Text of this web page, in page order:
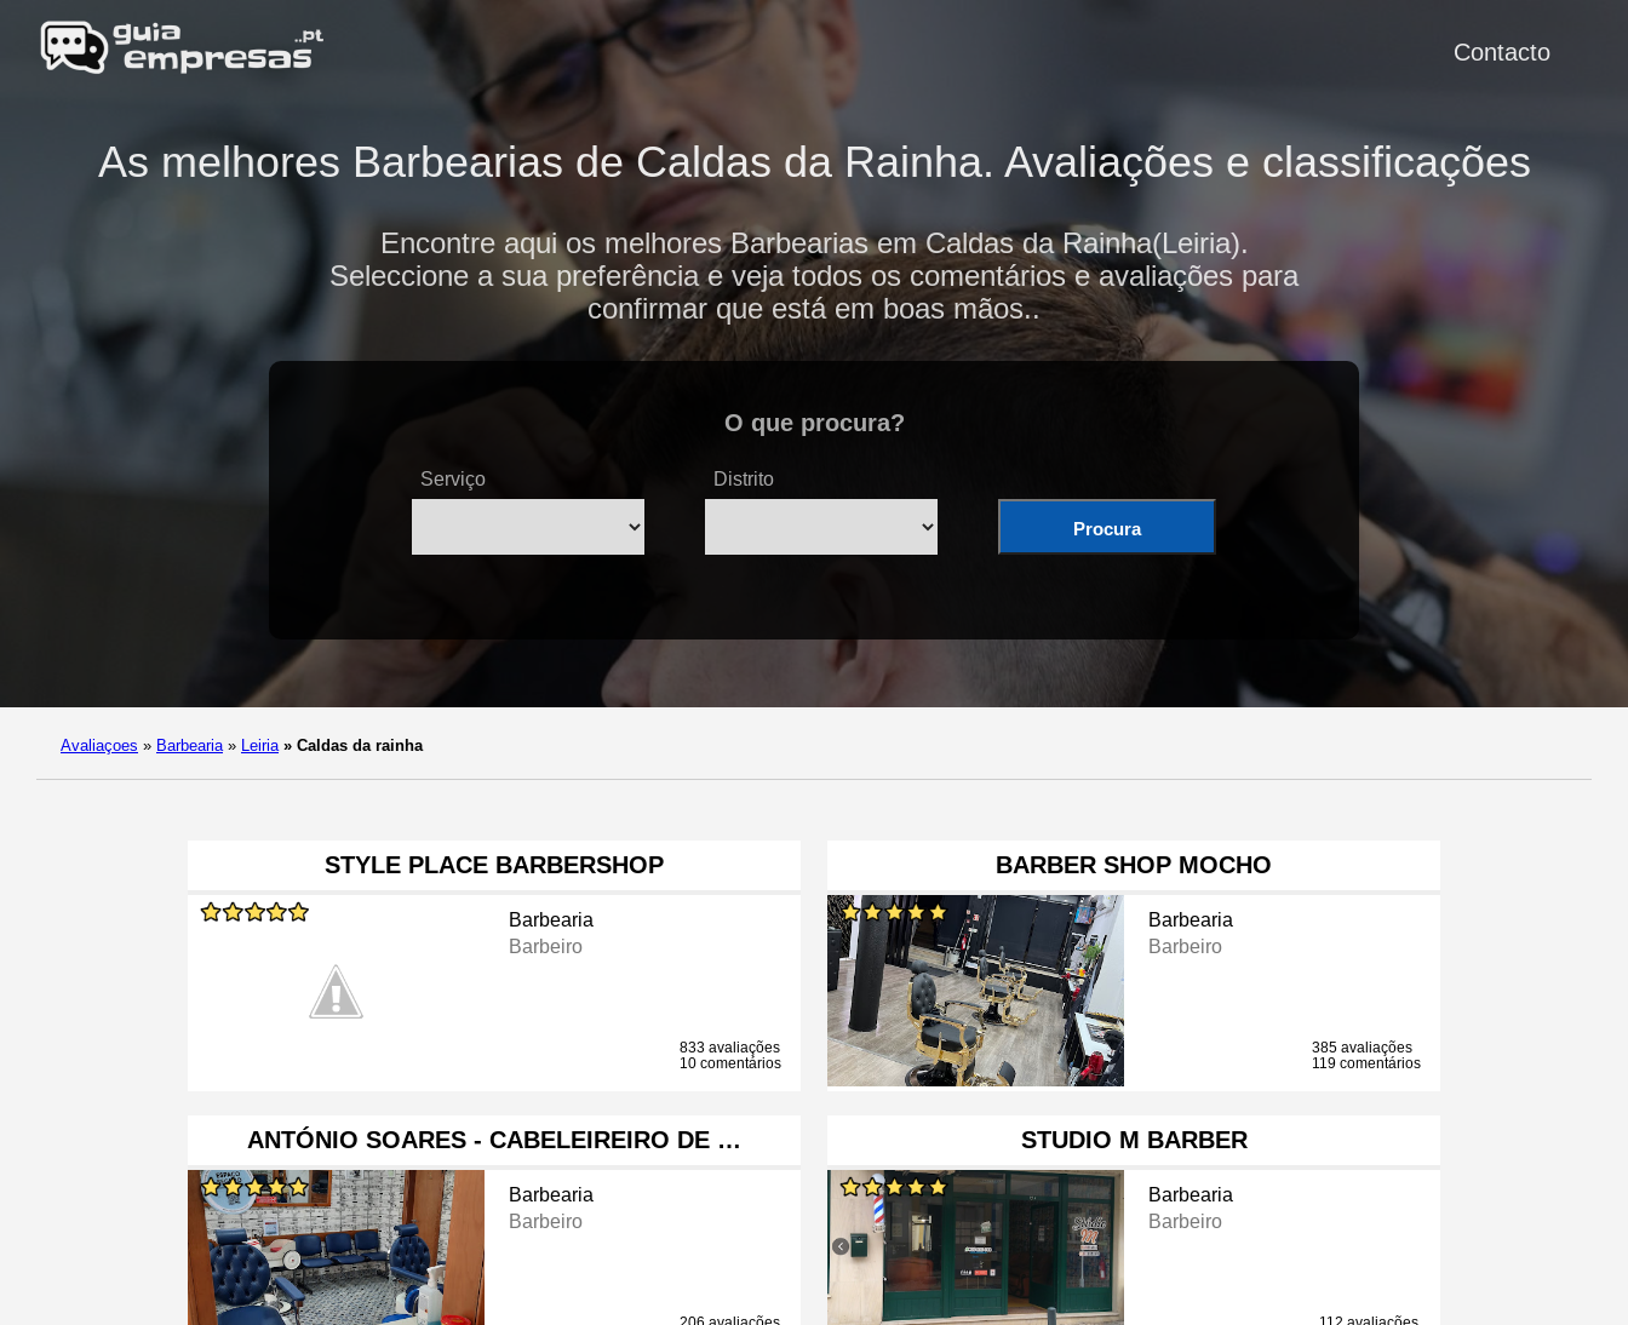
Contacto
As melhores Barbearias de Caldas da Rainha. Avaliações e classificações
Encontre aqui os melhores Barbearias em Caldas da Rainha(Leiria).
Seleccione a sua preferência e veja todos os comentários e avaliações para
confirmar que está em boas mãos..
O que procura?
Serviço Distrito
Procura
Avaliaçoes » Barbearia » Leiria » Caldas da rainha
STYLE PLACE BARBERSHOP
Barbearia
Barbeiro
833 avaliações
10 comentários
BARBER SHOP MOCHO
Barbearia
Barbeiro
385 avaliações
119 comentários
ANTÓNIO SOARES - CABELEIREIRO DE …
Barbearia
Barbeiro
STUDIO M BARBER
Barbearia
Barbeiro